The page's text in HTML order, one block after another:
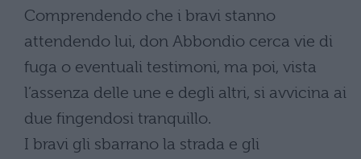
Comprendendo che i bravi stanno
attendendo lui, don Abbondio cerca vie di
fuga o eventuali testimoni, ma poi, vista
l’assenza delle une e degli altri, si avvicina ai
due fingendosi tranquillo.
I bravi gli sbarrano la strada e gli